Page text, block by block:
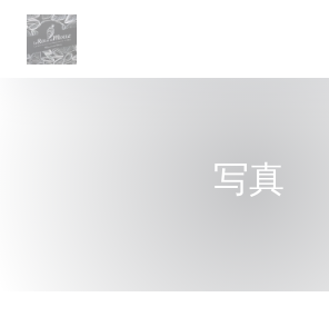
クッキー利用の管理について
写真